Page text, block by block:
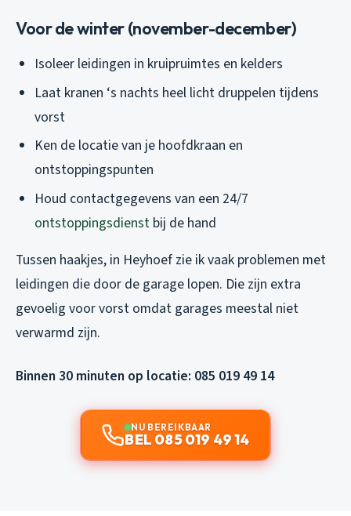
Voor de winter (november-december)
Isoleer leidingen in kruipruimtes en kelders
Laat kranen ‘s nachts heel licht druppelen tijdens
vorst
Ken de locatie van je hoofdkraan en
ontstoppingspunten
Houd contactgegevens van een 24/7
ontstoppingsdienst bij de hand
Tussen haakjes, in Heyhoef zie ik vaak problemen met
leidingen die door de garage lopen. Die zijn extra
gevoelig voor vorst omdat garages meestal niet
verwarmd zijn.
Binnen 30 minuten op locatie: 085 019 49 14
NU BEREIKBAAR
BEL 085 019 49 14